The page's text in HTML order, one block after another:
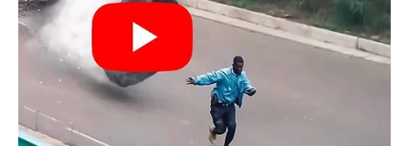
Za Škorpije je posebno važno da ne sumnjaju u sebe.
Kada počnu da veruju svojoj intuiciji, otvoriće vrata
događajima koje trenutno ne mogu ni da zamisle.
Jedna vest mogla bi da promeni mnogo toga i da im vrati